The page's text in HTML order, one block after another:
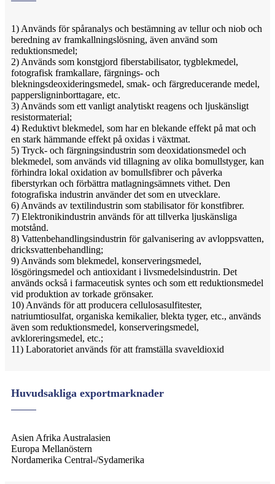
1) Används för spåranalys och bestämning av tellur och niob och
beredning av framkallningslösning, även använd som
reduktionsmedel;
2) Används som konstgjord fiberstabilisator, tygblekmedel,
fotografisk framkallare, färgnings- och
blekningsdeoxideringsmedel, smak- och färgreducerande medel,
pappersligninborttagare, etc.
3) Används som ett vanligt analytiskt reagens och ljuskänsligt
resistormaterial;
4) Reduktivt blekmedel, som har en blekande effekt på mat och
en stark hämmande effekt på oxidas i växtmat.
5) Tryck- och färgningsindustrin som deoxidationsmedel och
blekmedel, som används vid tillagning av olika bomullstyger, kan
förhindra lokal oxidation av bomullsfibrer och påverka
fiberstyrkan och förbättra matlagningsämnets vithet. Den
fotografiska industrin använder det som en utvecklare.
6) Används av textilindustrin som stabilisator för konstfibrer.
7) Elektronikindustrin används för att tillverka ljuskänsliga
motstånd.
8) Vattenbehandlingsindustrin för galvanisering av avloppsvatten,
dricksvattenbehandling;
9) Används som blekmedel, konserveringsmedel,
lösgöringsmedel och antioxidant i livsmedelsindustrin. Det
används också i farmaceutisk syntes och som ett reduktionsmedel
vid produktion av torkade grönsaker.
10) Används för att producera cellulosasulfitester,
natriumtiosulfat, organiska kemikalier, blekta tyger, etc., används
även som reduktionsmedel, konserveringsmedel,
avkloreringsmedel, etc.;
11) Laboratoriet används för att framställa svaveldioxid
Huvudsakliga exportmarknader
Asien Afrika Australasien
Europa Mellanöstern
Nordamerika Central-/Sydamerika